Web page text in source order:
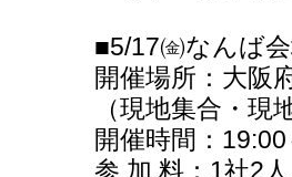
■5/17㈮なんば
開催場所：大阪
（現地集合・現
開催時間：
参 加 料：1社2